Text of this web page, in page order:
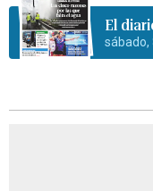
El
sábado,